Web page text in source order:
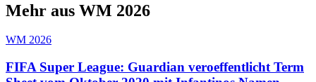
Mehr aus WM 2026
WM 2026
FIFA Super League: Guardian veroeffentlicht Term